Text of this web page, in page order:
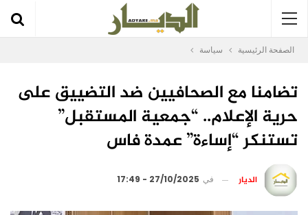
الصفحة الرئيسية سياسة
تضامنا مع الصحافيين ضد التضييق على
حرية الإعلام.. “جمعية المستقبل”
تستنكر “إساءة” عمدة فاس
الديار في 27/10/2025 - 17:49